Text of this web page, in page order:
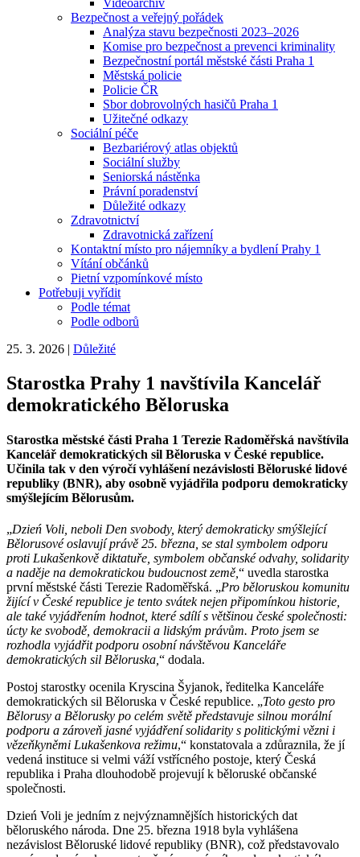
Bezpečnost a veřejný pořádek
Analýza stavu bezpečnosti 2023–2026
Komise pro bezpečnost a prevenci kriminality
Bezpečnostní portál městské části Praha 1
Městská policie
Policie ČR
Sbor dobrovolných hasičů Praha 1
Užitečné odkazy
Sociální péče
Bezbariérový atlas objektů
Sociální služby
Seniorská nástěnka
Právní poradenství
Důležité odkazy
Zdravotnictví
Zdravotnická zařízení
Kontaktní místo pro nájemníky a bydlení Prahy 1
Vítání občánků
Pietní vzpomínkové místo
Potřebuji vyřídit
Podle témat
Podle odborů
25. 3. 2026 | Důležité
Starostka Prahy 1 navštívila Kancelář
demokratického Běloruska
Starostka městské části Praha 1 Terezie Radoměřská navštívila
Kancelář demokratických sil Běloruska v České republice.
Učinila tak v den výročí vyhlášení nezávislosti Běloruské lidové
republiky (BNR), aby osobně vyjádřila podporu demokraticky
smýšlejícím Bělorusům.
„Dzień Voli, neboli Den svobody, který demokraticky smýšlející
Bělorusové oslavují právě 25. března, se stal symbolem odporu
proti Lukašenkově diktatuře, symbolem občanské odvahy, solidarity
a naděje na demokratickou budoucnost země, “ uvedla starostka
první městské části Terezie Radoměřská. „Pro běloruskou komunitu
žijící v České republice je tento svátek nejen připomínkou historie,
ale také vyjádřením hodnot, které sdílí s většinou české společnosti:
úcty ke svobodě, demokracii a lidským právům. Proto jsem se
rozhodla vyjádřit podporu osobní návštěvou Kanceláře
demokratických sil Běloruska, “ dodala.
Postoj starostky ocenila Kryscina Šyjanok, ředitelka Kanceláře
demokratických sil Běloruska v České republice. „Toto gesto pro
Bělorusy a Bělorusky po celém světě představuje silnou morální
podporu a zároveň jasné vyjádření solidarity s politickými vězni i
vězeňkyněmi Lukašenkova režimu,“ konstatovala a zdůraznila, že jí
vedená instituce si velmi váží vstřícného postoje, který Česká
republika i Praha dlouhodobě projevují k běloruské občanské
společnosti.
Dzień Voli je jedním z nejvýznamnějších historických dat
běloruského národa. Dne 25. března 1918 byla vyhlášena
nezávislost Běloruské lidové republiky (BNR), což představovalo